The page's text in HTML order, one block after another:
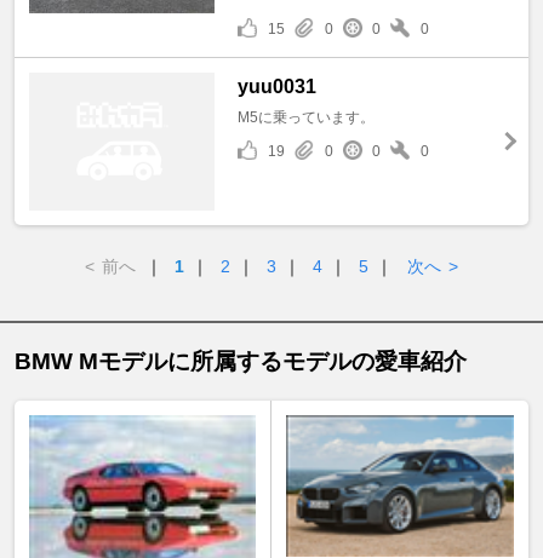
15 0 0 0
yuu0031
M5に乗っています。
19
0 0 0
< 前へ ｜ 1 ｜ 2 ｜ 3 ｜ 4 ｜ 5 ｜ 次へ >
BMW Mモデルに所属するモデルの愛車紹介